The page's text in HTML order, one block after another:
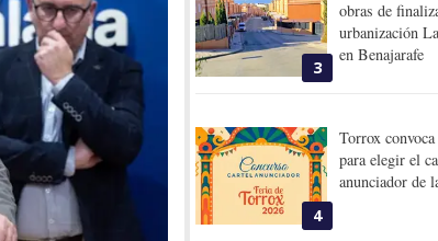
3
obras de
urbanización
en Benajarafe
4
Torrox
para elegir el
anunciador de